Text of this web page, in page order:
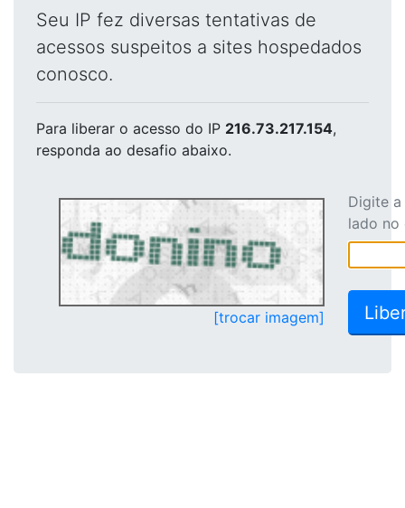
Seu IP fez diversas tentativas de
acessos suspeitos a sites hospedados
conosco.
Para liberar o acesso do IP 216.73.217.154,
responda ao desafio abaixo.
[trocar imagem]
Digite
lado no